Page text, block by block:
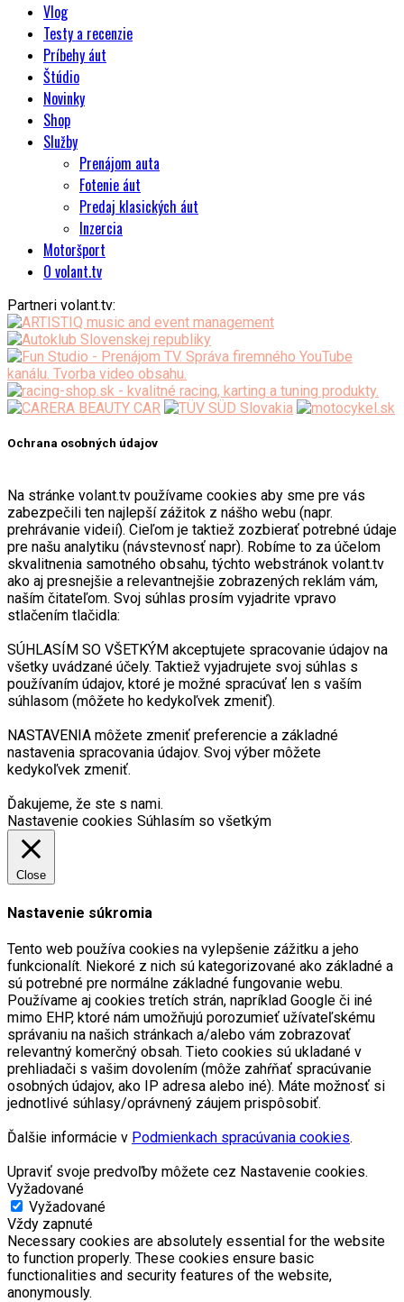
Vlog
Testy a recenzie
Príbehy áut
Štúdio
Novinky
Shop
Služby
Prenájom auta
Fotenie áut
Predaj klasických áut
Inzercia
Motoršport
O volant.tv
Partneri volant.tv:
Ochrana osobných údajov
Na stránke volant.tv používame cookies aby sme pre vás
zabezpečili ten najlepší zážitok z nášho webu (napr.
prehrávanie videií). Cieľom je taktiež zozbierať potrebné údaje
pre našu analytiku (návstevnosť napr). Robíme to za účelom
skvalitnenia samotného obsahu, týchto webstránok volant.tv
ako aj presnejšie a relevantnejšie zobrazených reklám vám,
naším čitateľom. Svoj súhlas prosím vyjadrite vpravo
stlačením tlačidla:
SÚHLASÍM SO VŠETKÝM akceptujete spracovanie údajov na
všetky uvádzané účely. Taktiež vyjadrujete svoj súhlas s
používaním údajov, ktoré je možné spracúvať len s vaším
súhlasom (môžete ho kedykoľvek zmeniť).
NASTAVENIA môžete zmeniť preferencie a základné
nastavenia spracovania údajov. Svoj výber môžete
kedykoľvek zmeniť.
Ďakujeme, že ste s nami.
Nastavenie cookies Súhlasím so všetkým
Close
Nastavenie súkromia
Tento web používa cookies na vylepšenie zážitku a jeho
funkcionalít. Niekoré z nich sú kategorizované ako základné a
sú potrebné pre normálne základné fungovanie webu.
Používame aj cookies tretích strán, napríklad Google či iné
mimo EHP, ktoré nám umožňujú porozumieť užívateľskému
správaniu na našich stránkach a/alebo vám zobrazovať
relevantný komerčný obsah. Tieto cookies sú ukladané v
prehliadači s vašim dovolením (môže zahŕňať spracúvanie
osobných údajov, ako IP adresa alebo iné). Máte možnosť si
jednotlivé súhlasy/oprávnený záujem prispôsobiť.
Ďalšie informácie v Podmienkach spracúvania cookies.
Upraviť svoje predvoľby môžete cez Nastavenie cookies.
Vyžadované
Vyžadované
Vždy zapnuté
Necessary cookies are absolutely essential for the website
to function properly. These cookies ensure basic
functionalities and security features of the website,
anonymously.